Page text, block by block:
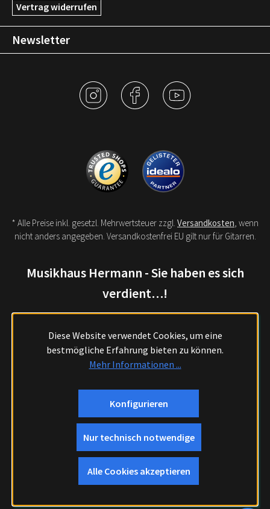
Vertrag widerrufen
Newsletter
* Alle Preise inkl. gesetzl. Mehrwertsteuer zzgl. Versandkosten, wenn
nicht anders angegeben. Versandkostenfrei EU gilt nur für Gitarren.
Musikhaus Hermann - Sie haben es sich
verdient…!
Diese Website verwendet Cookies, um eine
bestmögliche Erfahrung bieten zu können.
Mehr Informationen ...
Nur technisch notwendige
Konfigurieren
Alle Cookies akzeptieren